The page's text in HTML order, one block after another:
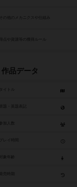
その他のメカニクスや仕組み
作品データ
タイトル
参加人数